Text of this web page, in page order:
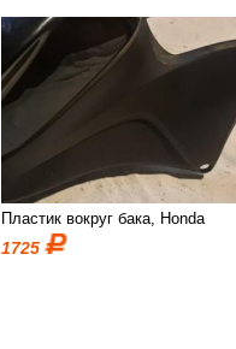
Пластик вокруг бака, Honda
1725